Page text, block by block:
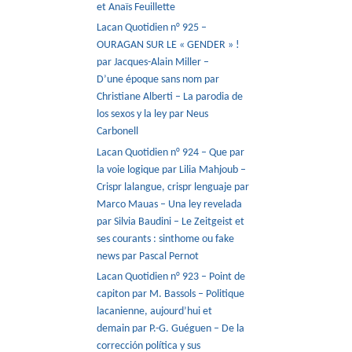
et Anaïs Feuillette
Lacan Quotidien n° 925 –
OURAGAN SUR LE « GENDER » !
par Jacques-Alain Miller –
D’une époque sans nom par
Christiane Alberti – La parodia de
los sexos y la ley par Neus
Carbonell
Lacan Quotidien n° 924 – Que par
la voie logique par Lilia Mahjoub –
Crispr lalangue, crispr lenguaje par
Marco Mauas – Una ley revelada
par Silvia Baudini – Le Zeitgeist et
ses courants : sinthome ou fake
news par Pascal Pernot
Lacan Quotidien n° 923 – Point de
capiton par M. Bassols – Politique
lacanienne, aujourd’hui et
demain par P.-G. Guéguen – De la
corrección política y sus